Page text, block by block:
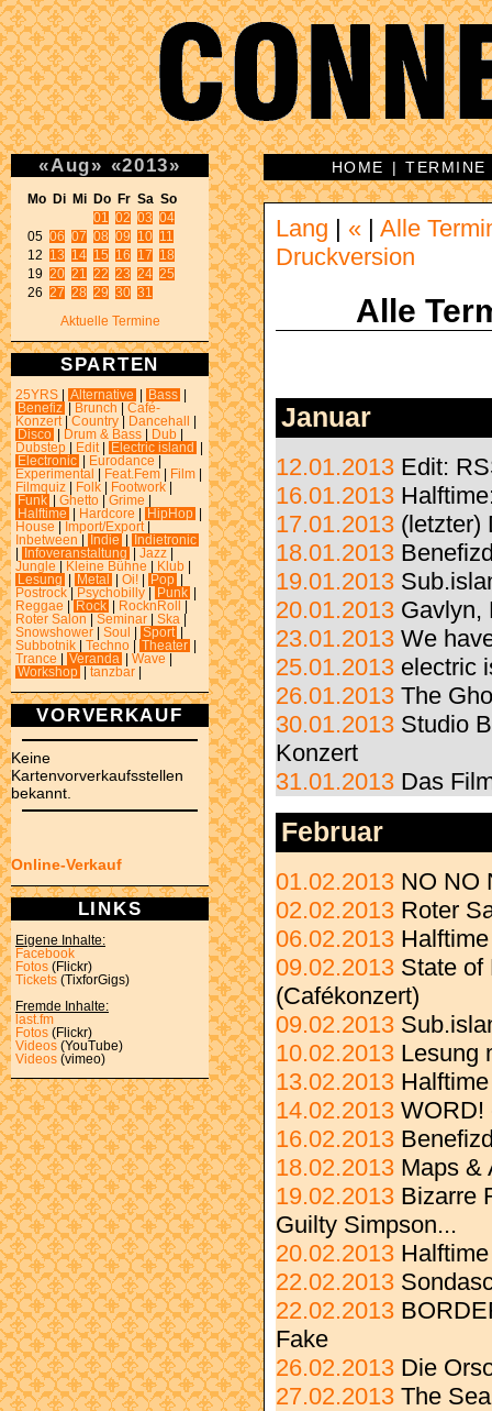
«Aug» «2013»
Mo Di Mi Do Fr Sa So
01
02 03 04
05 06 07 08 09 10 11
12 13 14 15 16 17
18
19 20 21 22 23 24 25
26 27 28 29 30 31
Aktuelle Termine
SPARTEN
25YRS Alternative Bass
Benefiz
Brunch
Café-
Konzert
Country Dancehall
Disco
Drum & Bass Dub
Dubstep
Edit Electric island
Electronic
Eurodance
Experimental
Feat.Fem Film
Filmquiz
Folk Footwork
Funk
Ghetto Grime
Halftime
Hardcore HipHop
House
Import/Export
Inbetween
Indie
Indietronic
Infoveranstaltung Jazz
Jungle
Kleine Bühne Klub
Lesung
Metal Oi! Pop
Postrock
Psychobilly Punk
Reggae
Rock RocknRoll
Roter Salon
Seminar Ska
Snowshower
Soul Sport
Subbotnik
Techno Theater
Trance
Veranda Wave
Workshop
tanzbar
VORVERKAUF
Keine
Kartenvorverkaufsstellen
bekannt.
Online-Verkauf
LINKS
Eigene Inhalte:
Facebook
Fotos (Flickr)
Tickets (TixforGigs)
Fremde Inhalte:
last.fm
Fotos (Flickr)
Videos (YouTube)
Videos (vimeo)
HOME |TERMINE
Lang «
Alle
Druckversion
Alle
Januar
12.01.2013 Edit:
16.01.2013
17.01.2013 (letzter)
18.01.2013
19.01.2013
20.01.2013 Gavlyn,
23.01.2013 We
25.01.2013 electric
26.01.2013 The
30.01.2013 Studio
Konzert
31.01.2013 Das
Februar
01.02.2013 NO NO
02.02.2013 Roter
06.02.2013 Halftime
09.02.2013 State of
(Cafékonzert)
09.02.2013
10.02.2013 Lesung
13.02.2013 Halftime
14.02.2013 WORD!
16.02.2013
18.02.2013 Maps &
19.02.2013 Bizarre
Guilty Simpson...
20.02.2013 Halftime
22.02.2013
22.02.2013
Fake
26.02.2013 Die
27.02.2013 The